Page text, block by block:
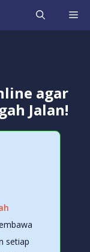
agar
Jalan!
setiap